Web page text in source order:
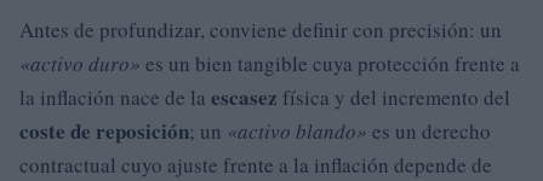
Antes de profundizar, conviene definir con precisión: un
«activo duro» es un bien tangible cuya protección frente a
la inflación nace de la escasez física y del incremento del
coste de reposición; un «activo blando» es un derecho
contractual cuyo ajuste frente a la inflación depende de